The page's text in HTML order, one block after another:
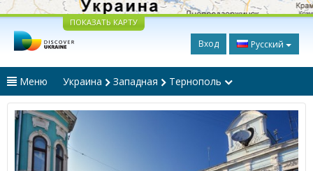
ПОКАЗАТЬ КАРТУ
Вход Русский
Меню Украина Западная Тернополь